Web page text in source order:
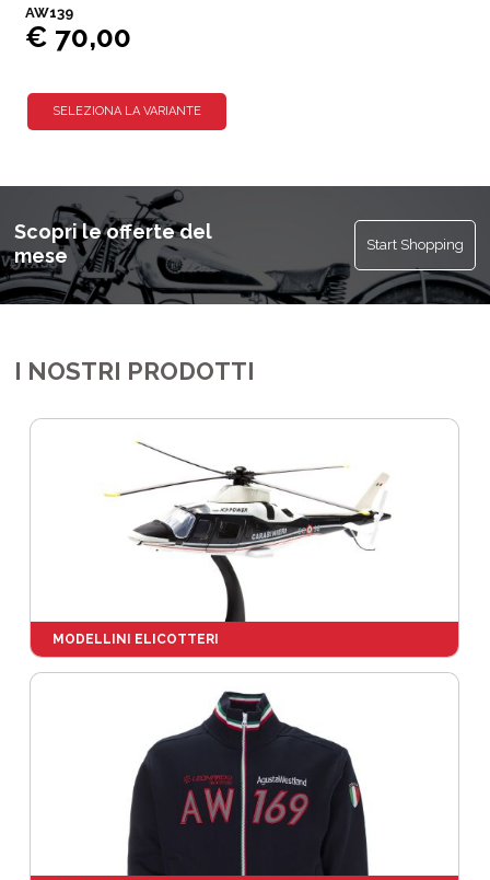
AW139
€ 70,00
SELEZIONA LA VARIANTE
Scopri le offerte del
mese
Start Shopping
I NOSTRI PRODOTTI
MODELLINI ELICOTTERI